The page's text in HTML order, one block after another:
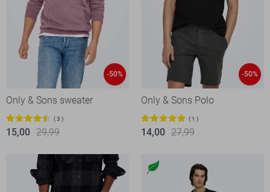
-50%
Only & Sons sweater
3
15,00 29,99
-50%
Only & Sons Polo
1
14,00 27,99